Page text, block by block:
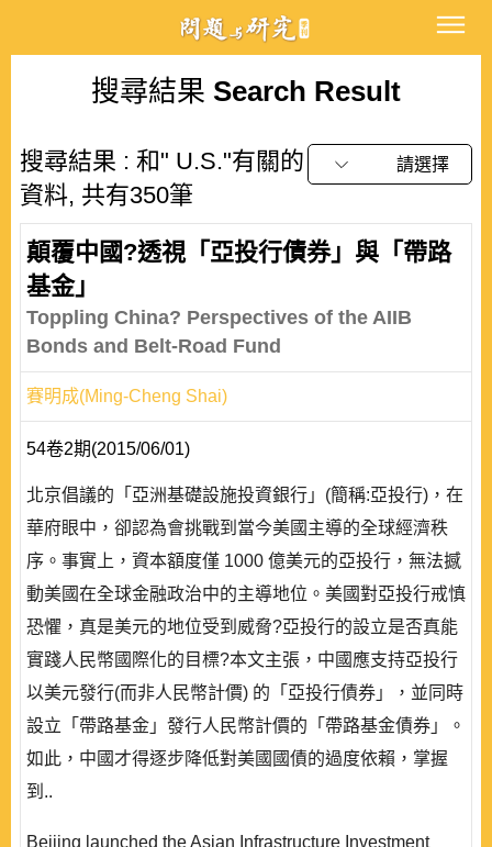
搜尋結果 Search Result
搜尋結果 : 和" U.S."有關的
資料, 共有350筆
請選擇
顛覆中國?透視「亞投行債券」與「帶路
基金」
Toppling China? Perspectives of the AIIB
Bonds and Belt-Road Fund
賽明成(Ming-Cheng Shai)
54卷2期(2015/06/01)
北京倡議的「亞洲基礎設施投資銀行」(簡稱:亞投行)，在
華府眼中，卻認為會挑戰到當今美國主導的全球經濟秩
序。事實上，資本額度僅 1000 億美元的亞投行，無法撼
動美國在全球金融政治中的主導地位。美國對亞投行戒慎
恐懼，真是美元的地位受到威脅?亞投行的設立是否真能
實踐人民幣國際化的目標?本文主張，中國應支持亞投行
以美元發行(而非人民幣計價) 的「亞投行債券」，並同時
設立「帶路基金」發行人民幣計價的「帶路基金債券」。
如此，中國才得逐步降低對美國國債的過度依賴，掌握
到..
Beijing launched the Asian Infrastructure Investment